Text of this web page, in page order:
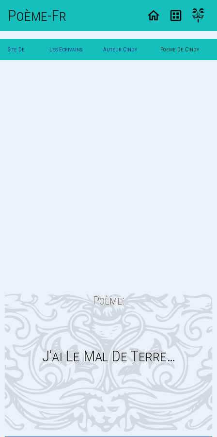
Poème-Fr
Site De Les Ecrivains Auteur Cindy Poeme De Cindy
Poème:
J’ai Le Mal De Terre…